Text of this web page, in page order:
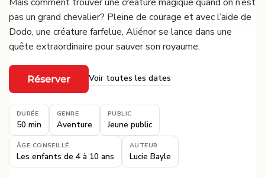
pas un grand chevalier? Pleine de courage et avec l’aide de
Dodo, une créature farfelue, Aliénor se lance dans une
quête extraordinaire pour sauver son royaume.
Réserver Voir toutes les dates
DURÉE
50 min
GENRE
Aventure
PUBLIC
Jeune public
ÂGE CONSEILLÉ
Les enfants de 4 à 10 ans
AUTEUR
Lucie Bayle